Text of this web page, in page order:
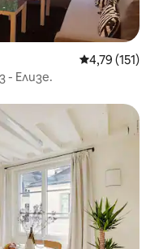
Средна
4,79 (151)
- Елизе.